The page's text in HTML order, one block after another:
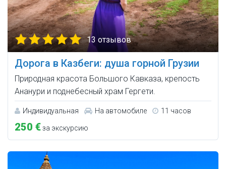
13 отзывов
Дорога в Казбеги: душа горной Грузии
Природная красота Большого Кавказа, крепость
Ананури и поднебесный храм Гергети.
Индивидуальная На автомобиле 11 часов
250 €за экскурсию